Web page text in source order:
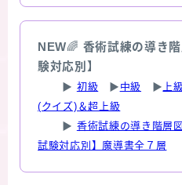
NEW🌈 香術試練の導き
験対応別】
▶ 初級 ▶ 中級 ▶ 上
(クイズ)＆超上級
▶ 香術試練の導き階層
試験対応別】魔導書全７層